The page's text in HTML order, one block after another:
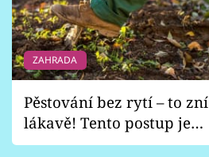
ZAHRADA
Pěstování bez rytí – to zní
lákavě! Tento postup je
vhodný jen pro některé